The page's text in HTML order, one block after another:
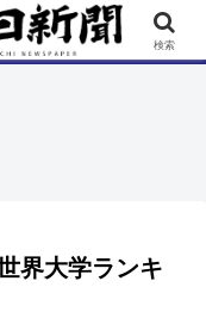
街ネタ イベント
界大学ランキ
検索